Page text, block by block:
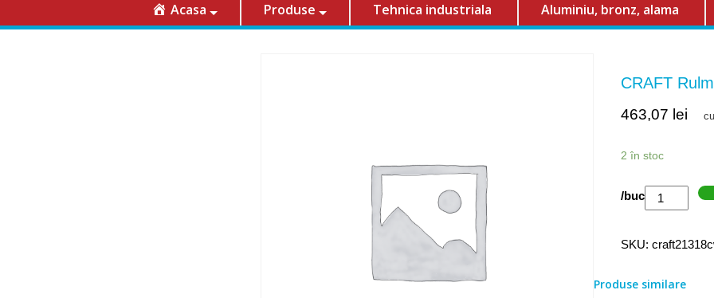
Acasa Produse Tehnica industriala Aluminiu, bronz, alama
CRAFT
463,07 lei
2 în stoc
Cantitate
CRAFT
/buc
SKU:
Produse similare